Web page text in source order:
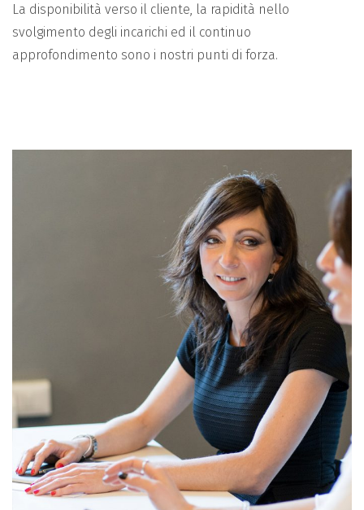
La disponibilità verso il cliente, la rapidità nello
svolgimento degli incarichi ed il continuo
approfondimento sono i nostri punti di forza.